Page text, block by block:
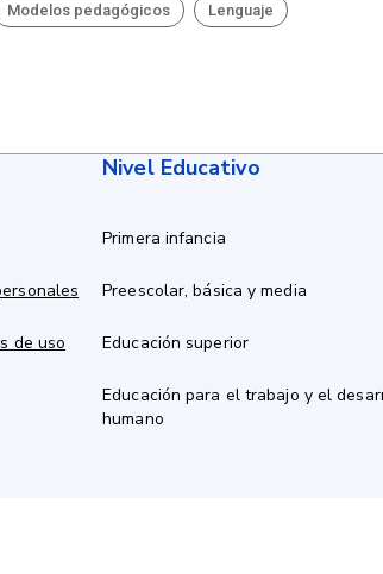
Modelos pedagógicos Lenguaje
de uso
Nivel Educativo
Primera infancia
Preescolar, básica y media
Educación superior
Educación para el trabajo y el
humano